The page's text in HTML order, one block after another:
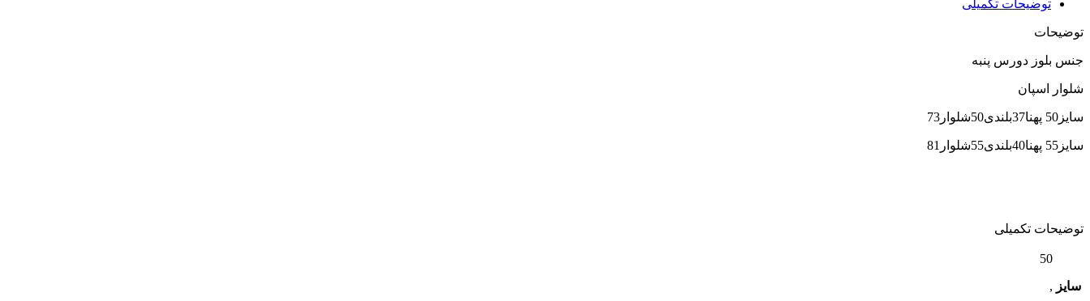
توضیحات تکمیلی
توضیحات
جنس بلوز دورس پنبه
شلوار اسپان
سایز50 پهنا37بلندی50شلوار73
سایز55 پهنا40بلندی55شلوار81
توضیحات تکمیلی
سایز
50
,